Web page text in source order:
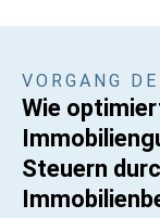
VORGANG
Wie
Steuern